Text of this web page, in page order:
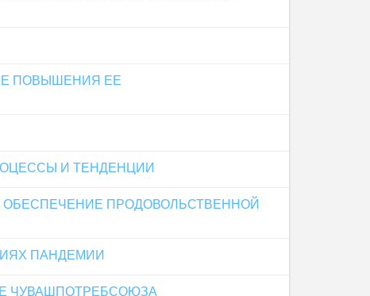
ПОВЫШЕНИЯ ЕЕ
И ТЕНДЕНЦИИ
ПРОДОВОЛЬСТВЕННОЙ
ПАНДЕМИИ
ЧУВАШПОТРЕБСОЮЗА